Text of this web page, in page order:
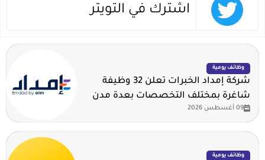
اشترك في التويتر
وظائف يومية
شركة إمداد الخبرات تعلن 32 وظيفة
شاغرة بمختلف التخصصات بعدة مدن
09 أغسطس 2026
وظائف يومية